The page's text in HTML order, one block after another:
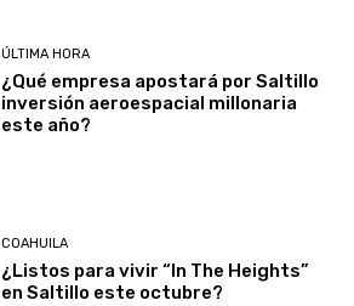
ÚLTIMA HORA
¿Qué empresa apostará por Saltillo
inversión aeroespacial millonaria
este año?
COAHUILA
¿Listos para vivir “In The Heights”
en Saltillo este octubre?